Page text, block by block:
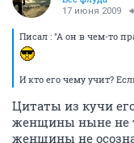
17 июня 2009
Писал : "А он в чем-то
И кто его чему учит?
Цитаты из кучи
женщины ныне не
женщины не